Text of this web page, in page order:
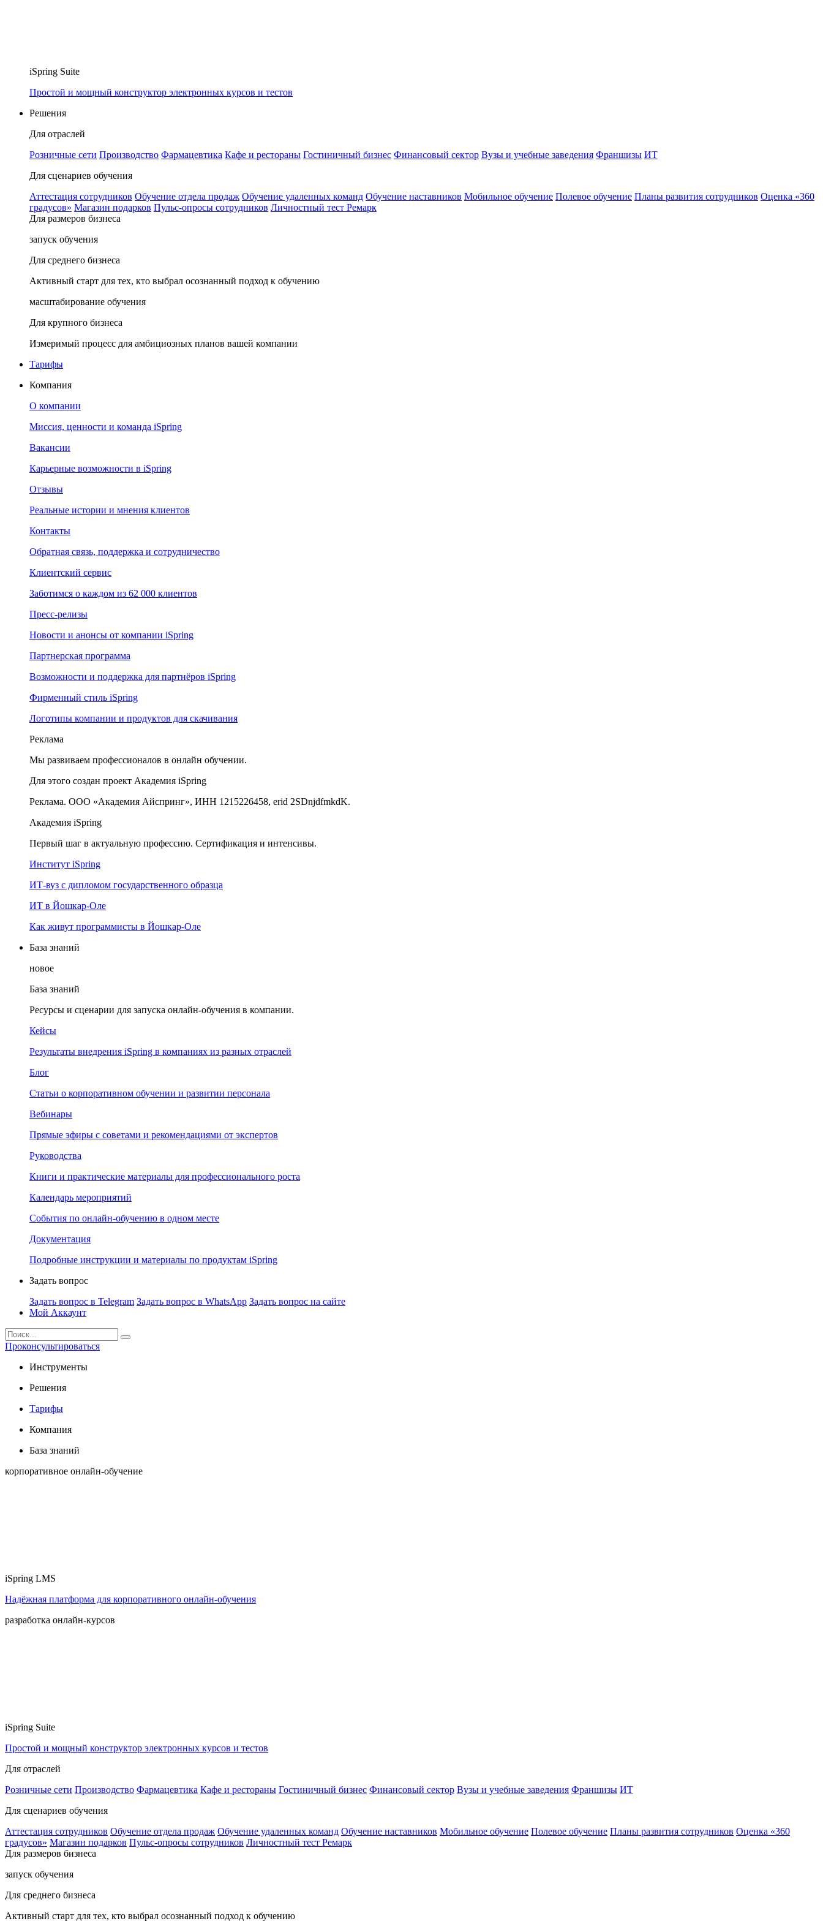
iSpring Suite
Простой и мощный конструктор электронных курсов и тестов
Решения
Для отраслей
Розничные сети Производство Фармацевтика Кафе и рестораны Гостиничный бизнес Финансовый сектор Вузы и учебные заведения Франшизы ИТ
Для сценариев обучения
Аттестация сотрудников Обучение отдела продаж Обучение удаленных команд Обучение наставников Мобильное обучение Полевое обучение Планы развития сотрудников Оценка «360
градусов» Магазин подарков Пульс-опросы сотрудников Личностный тест Ремарк
Для размеров бизнеса
запуск обучения
Для среднего бизнеса
Активный старт для тех, кто выбрал осознанный подход к обучению
масштабирование обучения
Для крупного бизнеса
Измеримый процесс для амбициозных планов вашей компании
Тарифы
Компания
О компании
Миссия, ценности и команда iSpring
Вакансии
Карьерные возможности в iSpring
Отзывы
Реальные истории и мнения клиентов
Контакты
Обратная связь, поддержка и сотрудничество
Клиентский сервис
Заботимся о каждом из 62 000 клиентов
Пресс-релизы
Новости и анонсы от компании iSpring
Партнерская программа
Возможности и поддержка для партнёров iSpring
Фирменный стиль iSpring
Логотипы компании и продуктов для скачивания
Реклама
Мы развиваем профессионалов в онлайн обучении.
Для этого создан проект Академия iSpring
Реклама. ООО «Академия Айспринг», ИНН 1215226458, erid 2SDnjdfmkdK.
Академия iSpring
Первый шаг в актуальную профессию. Сертификация и интенсивы.
Институт iSpring
ИТ-вуз с дипломом государственного образца
ИТ в Йошкар-Оле
Как живут программисты в Йошкар‑Оле
База знаний
новое
База знаний
Ресурсы и сценарии для запуска онлайн-обучения в компании.
Кейсы
Результаты внедрения iSpring в компаниях из разных отраслей
Блог
Статьи о корпоративном обучении и развитии персонала
Вебинары
Прямые эфиры с советами и рекомендациями от экспертов
Руководства
Книги и практические материалы для профессионального роста
Календарь мероприятий
События по онлайн-обучению в одном месте
Документация
Подробные инструкции и материалы по продуктам iSpring
Задать вопрос
Задать вопрос в Telegram Задать вопрос в WhatsApp Задать вопрос на сайте
Мой Аккаунт
Проконсультироваться
Инструменты
Решения
Тарифы
Компания
База знаний
корпоративное онлайн-обучение
iSpring LMS
Надёжная платформа для корпоративного онлайн‑обучения
разработка онлайн-курсов
iSpring Suite
Простой и мощный конструктор электронных курсов и тестов
Для отраслей
Розничные сети Производство Фармацевтика Кафе и рестораны Гостиничный бизнес Финансовый сектор Вузы и учебные заведения Франшизы ИТ
Для сценариев обучения
Аттестация сотрудников Обучение отдела продаж Обучение удаленных команд Обучение наставников Мобильное обучение Полевое обучение Планы развития сотрудников Оценка «360
градусов» Магазин подарков Пульс-опросы сотрудников Личностный тест Ремарк
Для размеров бизнеса
запуск обучения
Для среднего бизнеса
Активный старт для тех, кто выбрал осознанный подход к обучению